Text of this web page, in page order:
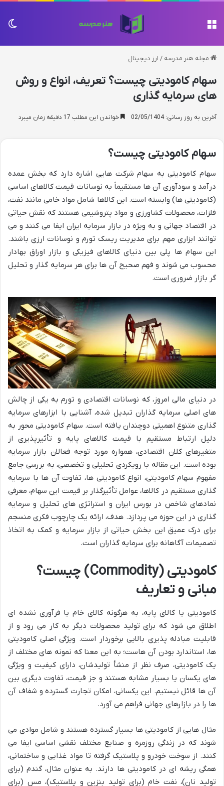
مجله هنر مدرسه / ارز دیجیتال
سهام کامودیتی چیست؟ تعریف، انواع و روش
های سرمایه گذاری
آخرین به روز رسانی: 02/05/1404 خواندن این مطلب 17 دقیقه زمان میبرد
سهام کامودیتی چیست؟
سهام کامودیتی به سهام شرکت هایی اشاره دارد که بخش عمده
درآمد و سودآوری آن ها مستقیماً به نوسانات قیمت کالاهای اساسی
(کامودیتی ها) وابسته است. این کالاها شامل مواد خامی مانند نفت،
فلزات، محصولات کشاورزی و مواد پتروشیمی هستند که نقش حیاتی
در اقتصاد جهانی و به ویژه در بازار سرمایه ایران ایفا می کنند و می
توانند ابزاری مهم برای مدیریت ریسک تورم و نوسانات ارزی باشند.
این سهام ها پلی بین دنیای کالاهای فیزیکی و بازار اوراق بهادار
محسوب می شوند و فهم صحیح آن ها برای هر سرمایه گذار و تحلیل
گر بازار ضروری است.
در دنیای مالی امروز، که نوسانات اقتصادی و تورم به یکی از چالش
های اصلی سرمایه گذاران تبدیل شده، آشنایی با ابزارهای سرمایه
گذاری متنوع اهمیتی دوچندان یافته است. سهام کامودیتی محور به
دلیل ارتباط مستقیم با قیمت کالاهای پایه و تأثیرپذیری از
متغیرهای کلان اقتصادی، همواره مورد توجه فعالان بازار سرمایه
بوده است. این مقاله با رویکردی تحلیلی و تخصصی، به بررسی جامع
مفهوم سهام کامودیتی، انواع کامودیتی ها، تفاوت آن ها با سرمایه
گذاری مستقیم در کالاها، عوامل تأثیرگذار بر قیمت این سهام، معرفی
نمادهای شاخص در بورس ایران و استراتژی های تحلیل و سرمایه
گذاری در این حوزه می پردازد. هدف، ارائه یک چارچوب فکری منسجم
برای درک عمیق این بخش حیاتی از بازار سرمایه و کمک به اتخاذ
تصمیمات آگاهانه برای سرمایه گذاران است.
کامودیتی (Commodity) چیست؟
مبانی و تعاریف
کامودیتی یا کالای پایه، به هرگونه کالای خام یا فرآوری نشده ای
اطلاق می شود که برای تولید محصولات دیگر به کار می رود و از
قابلیت مبادله پذیری بالایی برخوردار است. ویژگی اصلی کامودیتی
ها، استاندارد بودن آن هاست؛ به این معنا که نمونه های مختلف از
یک کامودیتی، صرف نظر از منشأ تولیدشان، دارای کیفیت و ویژگی
های یکسان یا بسیار مشابه هستند و جز قیمت، تفاوت دیگری بین
آن ها قائل نیستیم. این یکسانی، امکان تجارت گسترده و شفاف آن
ها را در بازارهای جهانی فراهم می آورد.
مثال هایی از کامودیتی ها بسیار گسترده هستند و شامل موادی می
شوند که در زندگی روزمره و صنایع مختلف نقشی اساسی ایفا می
کنند. از سوخت خودرو و پلاستیک گرفته تا مواد غذایی و ساختمانی،
همگی ریشه ای در کامودیتی ها دارند. به عنوان مثال، گندم (برای
تولید نان)، نفت خام (برای تولید بنزین و پلاستیک)، مس (برای